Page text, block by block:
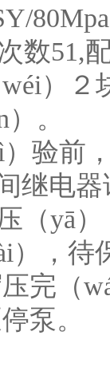
数51,
）２
。
验前
继电
（yā
），
完（
泵。